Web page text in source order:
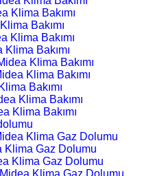
Klima Bakımı
Bakımı
Klima Bakımı
Bakımı
Klima Bakımı
Klima Bakımı
Bakımı
Klima Bakımı
Klima Bakımı
Klima Gaz Dolumu
Klima Gaz Dolumu
Klima Gaz Dolumu
Klima Gaz Dolumu